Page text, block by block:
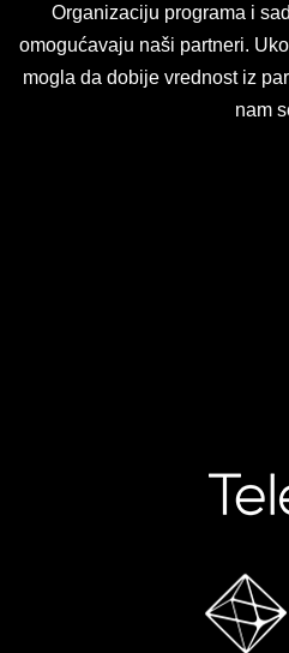
Organizaciju programa i
omogućavaju naši partneri.
mogla da dobije vrednost iz
nam